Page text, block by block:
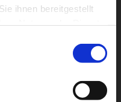
ihnen bereitgestellt
auch